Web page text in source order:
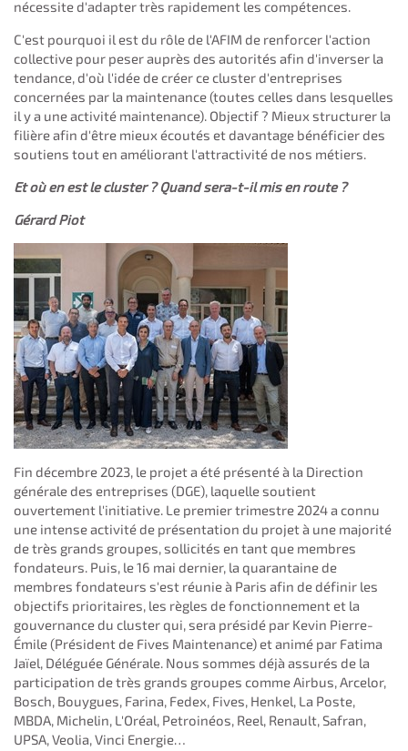
nécessite d'adapter très rapidement les compétences.
C'est pourquoi il est du rôle de l'AFIM de renforcer l'action
collective pour peser auprès des autorités afin d'inverser la
tendance, d'où l'idée de créer ce cluster d'entreprises
concernées par la maintenance (toutes celles dans lesquelles
il y a une activité maintenance). Objectif ? Mieux structurer la
filière afin d'être mieux écoutés et davantage bénéficier des
soutiens tout en améliorant l'attractivité de nos métiers.
Et où en est le cluster ? Quand sera-t-il mis en route ?
Gérard Piot
Fin décembre 2023, le projet a été présenté à la Direction
générale des entreprises (DGE), laquelle soutient
ouvertement l'initiative. Le premier trimestre 2024 a connu
une intense activité de présentation du projet à une majorité
de très grands groupes, sollicités en tant que membres
fondateurs. Puis, le 16 mai dernier, la quarantaine de
membres fondateurs s'est réunie à Paris afin de définir les
objectifs prioritaires, les règles de fonctionnement et la
gouvernance du cluster qui, sera présidé par Kevin Pierre-
Émile (Président de Fives Maintenance) et animé par Fatima
Jaïel, Déléguée Générale. Nous sommes déjà assurés de la
participation de très grands groupes comme Airbus, Arcelor,
Bosch, Bouygues, Farina, Fedex, Fives, Henkel, La Poste,
MBDA, Michelin, L'Oréal, Petroinéos, Reel, Renault, Safran,
UPSA, Veolia, Vinci Energie…